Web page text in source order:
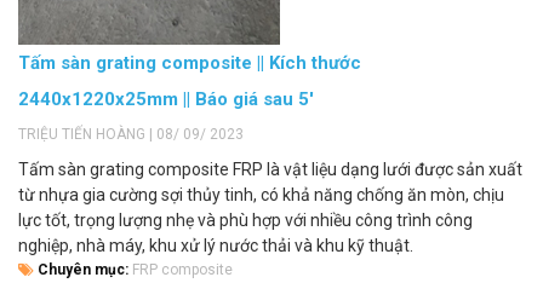
Tấm sàn grating composite || Kích thước
2440x1220x25mm || Báo giá sau 5'
TRIỆU TIẾN HOÀNG | 08/ 09/ 2023
Tấm sàn grating composite FRP là vật liệu dạng lưới được sản xuất
từ nhựa gia cường sợi thủy tinh, có khả năng chống ăn mòn, chịu
lực tốt, trọng lượng nhẹ và phù hợp với nhiều công trình công
nghiệp, nhà máy, khu xử lý nước thải và khu kỹ thuật.
Chuyên mục: FRP composite